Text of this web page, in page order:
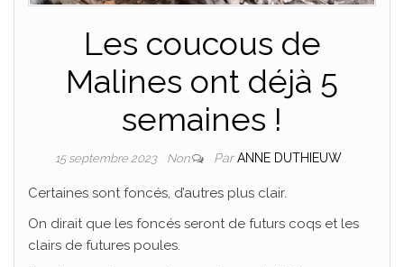
Les coucous de
Malines ont déjà 5
semaines !
15 septembre 2023 Non ParANNE DUTHIEUW
Certaines sont foncés, d’autres plus clair.
On dirait que les foncés seront de futurs coqs et les
clairs de futures poules.